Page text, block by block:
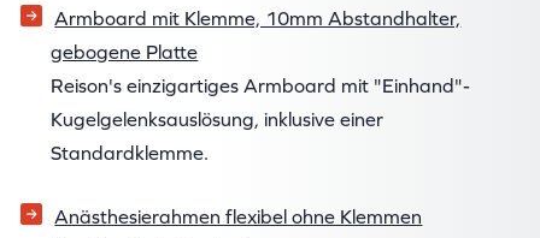
Armboard mit Klemme, 10mm Abstandhalter,
gebogene Platte
Reison's einzigartiges Armboard mit "Einhand"-
Kugelgelenksauslösung, inklusive einer
Standardklemme.
Anästhesierahmen flexibel ohne Klemmen